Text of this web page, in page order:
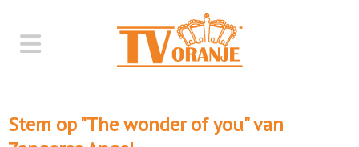
Stem op "The wonder of you" van